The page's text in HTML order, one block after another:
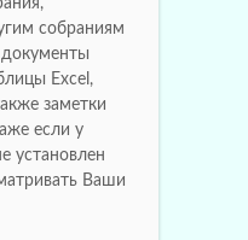
собраниям
документы
Excel,
заметки
если у
установлен
Ваши